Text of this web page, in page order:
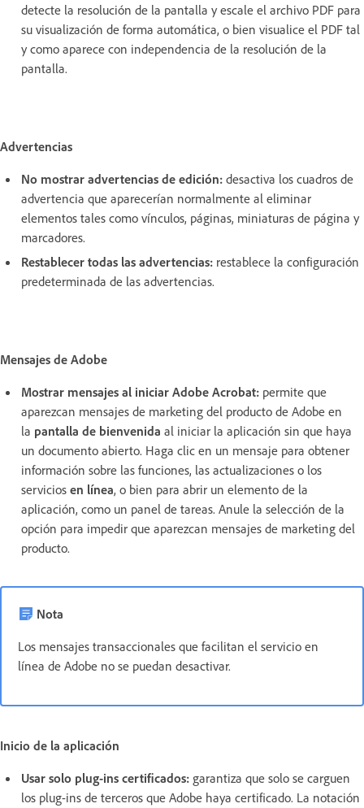
detecte la resolución de la pantalla y escale el archivo PDF para
su visualización de forma automática, o bien visualice el PDF tal
y como aparece con independencia de la resolución de la
pantalla.
Advertencias
No mostrar advertencias de edición: desactiva los cuadros de
advertencia que aparecerían normalmente al eliminar
elementos tales como vínculos, páginas, miniaturas de página y
marcadores.
Restablecer todas las advertencias: restablece la configuración
predeterminada de las advertencias.
Mensajes de Adobe
Mostrar mensajes al iniciar Adobe Acrobat: permite que
aparezcan mensajes de marketing del producto de Adobe en
la pantalla de bienvenida al iniciar la aplicación sin que haya
un documento abierto. Haga clic en un mensaje para obtener
información sobre las funciones, las actualizaciones o los
servicios en línea, o bien para abrir un elemento de la
aplicación, como un panel de tareas. Anule la selección de la
opción para impedir que aparezcan mensajes de marketing del
producto.
Nota
Los mensajes transaccionales que facilitan el servicio en
línea de Adobe no se puedan desactivar.
Inicio de la aplicación
Usar solo plug-ins certificados: garantiza que solo se carguen
los plug-ins de terceros que Adobe haya certificado. La notación